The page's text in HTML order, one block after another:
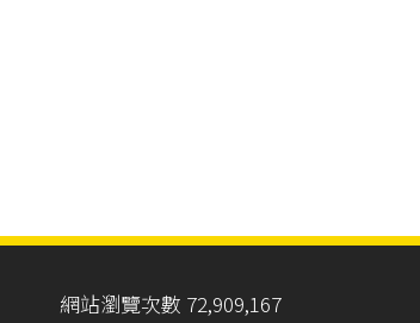
網站瀏覽次數 72,909,167